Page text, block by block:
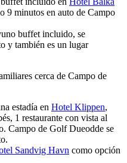
9 minutos en auto de Campo
buffet incluido, se
y también es un lugar
cerca de Campo de
estadía en Hotel Klippen,
1 restaurante con vista al
Campo de Golf Dueodde se
Sandvig Havn como opción